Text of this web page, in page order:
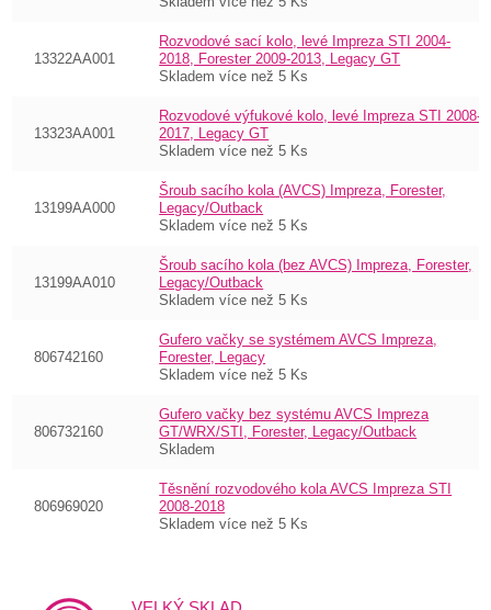
13322AA001
Rozvodové sací kolo, levé Impreza STI 2004-
2018, Forester 2009-2013, Legacy GT
Skladem více než 5 Ks
13323AA001
Rozvodové výfukové kolo, levé Impreza STI 2008-
2017, Legacy GT
Skladem více než 5 Ks
13199AA000
Šroub sacího kola (AVCS) Impreza, Forester,
Legacy/Outback
Skladem více než 5 Ks
13199AA010
Šroub sacího kola (bez AVCS) Impreza, Forester,
Legacy/Outback
Skladem více než 5 Ks
806742160
Gufero vačky se systémem AVCS Impreza,
Forester, Legacy
Skladem více než 5 Ks
806732160
Gufero vačky bez systému AVCS Impreza
GT/WRX/STI, Forester, Legacy/Outback
Skladem
806969020
Těsnění rozvodového kola AVCS Impreza STI
2008-2018
Skladem více než 5 Ks